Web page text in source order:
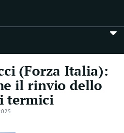
(Forza Italia):
il rinvio dello
termici